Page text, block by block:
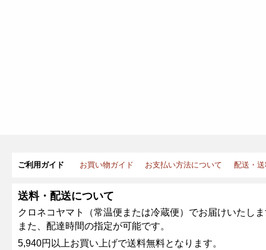
ご利用ガイド お買い物ガイド お支払い方法について 配送・
送料・配送について
クロネコヤマト（常温便または冷蔵便）でお届けいたし
また、配達時間の指定が可能です。
5,940円以上お買い上げで送料無料となります。